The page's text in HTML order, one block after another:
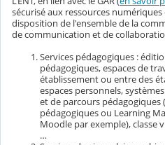
sécurisé aux ressources
disposition de l'ensemble de la
de communication et de
Services pédagogiques :
pédagogiques, espaces de
établissement ou entre des
espaces personnels,
et de parcours
pédagogiques ou Learning
Moodle par exemple), classe
…